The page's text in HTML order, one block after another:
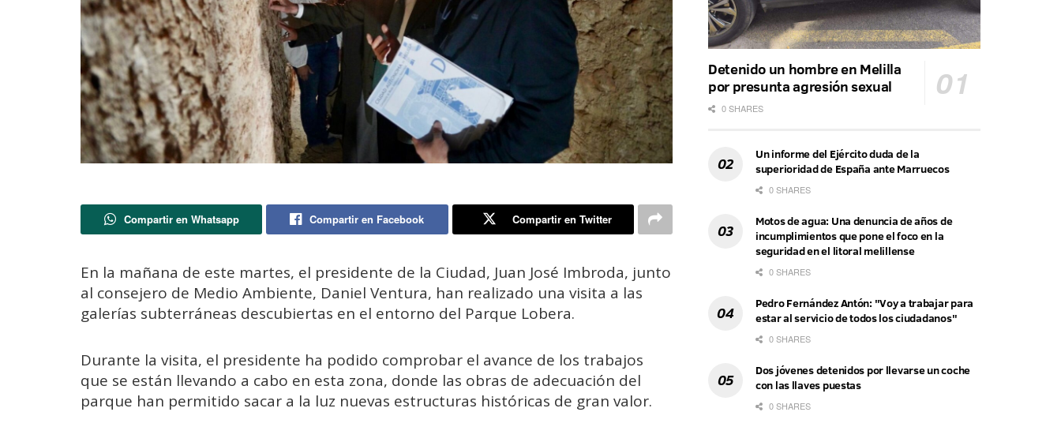
Compartir en Whatsapp Compartir en Facebook Compartir en Twitter
En la mañana de este martes, el presidente de la Ciudad, Juan José Imbroda, junto
al consejero de Medio Ambiente, Daniel Ventura, han realizado una visita a las
galerías subterráneas descubiertas en el entorno del Parque Lobera.
Durante la visita, el presidente ha podido comprobar el avance de los trabajos
que se están llevando a cabo en esta zona, donde las obras de adecuación del
parque han permitido sacar a la luz nuevas estructuras históricas de gran valor.
Detenido un hombre en Melilla
por presunta agresión sexual
0 SHARES
Un informe del Ejército duda de la
superioridad de España ante Marruecos
0 SHARES
Motos de agua: Una denuncia de años de
incumplimientos que pone el foco en la
seguridad en el litoral melillense
0 SHARES
Pedro Fernández Antón: "Voy a trabajar para
estar al servicio de todos los ciudadanos"
0 SHARES
Dos jóvenes detenidos por llevarse un coche
con las llaves puestas
0 SHARES